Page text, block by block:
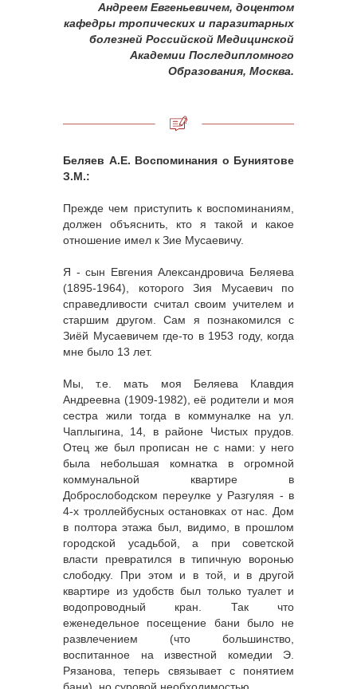
Андреем Евгеньевичем, доцентом
кафедры тропических и паразитарных
болезней Российской Медицинской
Академии Последипломного
Образования, Москва.
Беляев А.Е. Воспоминания о Буниятове
З.М.:
Прежде чем приступить к воспоминаниям,
должен объяснить, кто я такой и какое
отношение имел к Зие Мусаевичу.
Я - сын Евгения Александровича Беляева
(1895-1964), которого Зия Мусаевич по
справедливости считал своим учителем и
старшим другом. Сам я познакомился с
Зиёй Мусаевичем где-то в 1953 году, когда
мне было 13 лет.
Мы, т.е. мать моя Беляева Клавдия
Андреевна (1909-1982), её родители и моя
сестра жили тогда в коммуналке на ул.
Чаплыгина, 14, в районе Чистых прудов.
Отец же был прописан не с нами: у него
была небольшая комнатка в огромной
коммунальной квартире в
Доброслободском переулке у Разгуляя - в
4-х троллейбусных остановках от нас. Дом
в полтора этажа был, видимо, в прошлом
городской усадьбой, а при советской
власти превратился в типичную воронью
слободку. При этом и в той, и в другой
квартире из удобств был только туалет и
водопроводный кран. Так что
еженедельное посещение бани было не
развлечением (что большинство,
воспитанное на известной комедии Э.
Рязанова, теперь связывает с понятием